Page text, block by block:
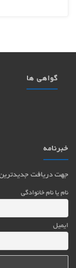
گواهی ها
خبرنامه
جهت دریافت جدیدترین
نام یا نام خانوادگی
ایمیل